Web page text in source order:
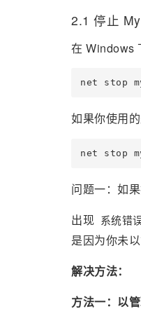
2.1 停止
在 Windows
如果你使用
问题一：如
出现 系统错
是因为你未
解决方法：
方法一：以